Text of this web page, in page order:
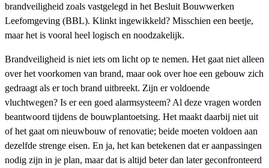
brandveiligheid zoals vastgelegd in het Besluit Bouwwerken
Leefomgeving (BBL). Klinkt ingewikkeld? Misschien een beetje,
maar het is vooral heel logisch en noodzakelijk.
Brandveiligheid is niet iets om licht op te nemen. Het gaat niet alleen
over het voorkomen van brand, maar ook over hoe een gebouw zich
gedraagt als er toch brand uitbreekt. Zijn er voldoende
vluchtwegen? Is er een goed alarmsysteem? Al deze vragen worden
beantwoord tijdens de bouwplantoetsing. Het maakt daarbij niet uit
of het gaat om nieuwbouw of renovatie; beide moeten voldoen aan
dezelfde strenge eisen. En ja, het kan betekenen dat er aanpassingen
nodig zijn in je plan, maar dat is altijd beter dan later geconfronteerd